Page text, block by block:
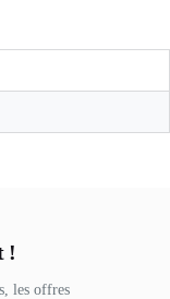
!
les offres